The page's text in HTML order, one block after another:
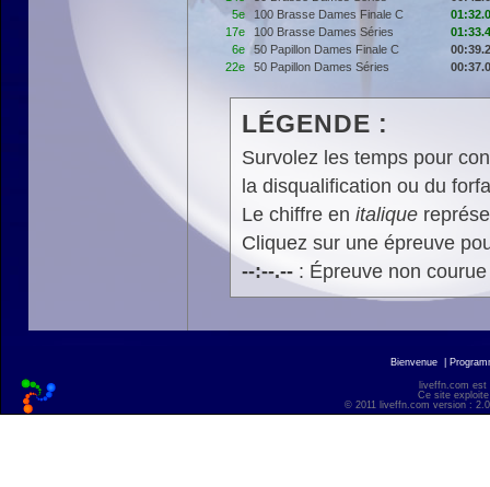
5e
100 Brasse Dames Finale C
17e
100 Brasse Dames Séries
6e
50 Papillon Dames Finale C
22e
50 Papillon Dames Séries
LÉGENDE :
Survolez les temps pour
la disqualification ou du
Le chiffre en italique
Cliquez sur une épreuve
--:--.--: Épreuve non
Bienvenue
liveffn.com est
Ce site
© 2011 liveffn.com version :